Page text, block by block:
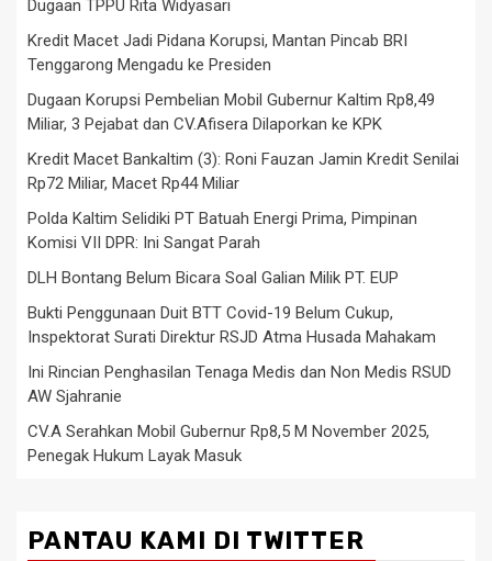
Dugaan TPPU Rita Widyasari
Kredit Macet Jadi Pidana Korupsi, Mantan Pincab BRI
Tenggarong Mengadu ke Presiden
Dugaan Korupsi Pembelian Mobil Gubernur Kaltim Rp8,49
Miliar, 3 Pejabat dan CV.Afisera Dilaporkan ke KPK
Kredit Macet Bankaltim (3): Roni Fauzan Jamin Kredit Senilai
Rp72 Miliar, Macet Rp44 Miliar
Polda Kaltim Selidiki PT Batuah Energi Prima, Pimpinan
Komisi VII DPR: Ini Sangat Parah
DLH Bontang Belum Bicara Soal Galian Milik PT. EUP
Bukti Penggunaan Duit BTT Covid-19 Belum Cukup,
Inspektorat Surati Direktur RSJD Atma Husada Mahakam
Ini Rincian Penghasilan Tenaga Medis dan Non Medis RSUD
AW Sjahranie
CV.A Serahkan Mobil Gubernur Rp8,5 M November 2025,
Penegak Hukum Layak Masuk
PANTAU KAMI DI TWITTER